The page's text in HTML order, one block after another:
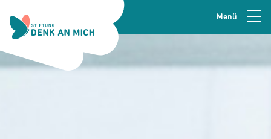
Zur Navigation springen
Zum Hauptinhalt springen
Seitenkopfzeile
Menü